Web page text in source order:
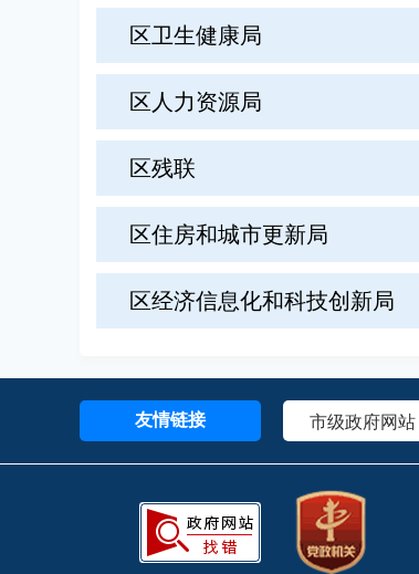
区卫生健康局
区人力资源局
区残联
区住房和城市更新局
区经济信息化和科技创新局
友情链接